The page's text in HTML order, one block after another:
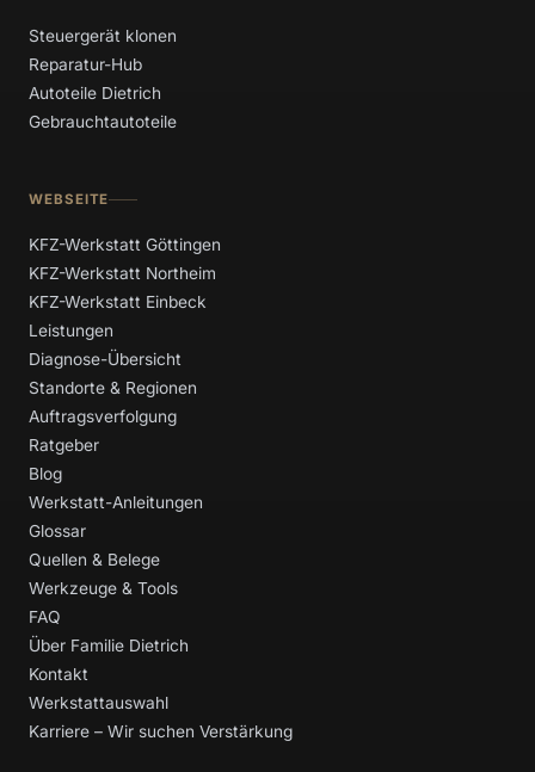
Steuergerät klonen
Reparatur-Hub
Autoteile Dietrich
Gebrauchtautoteile
WEBSEITE
KFZ-Werkstatt Göttingen
KFZ-Werkstatt Northeim
KFZ-Werkstatt Einbeck
Leistungen
Diagnose-Übersicht
Standorte & Regionen
Auftragsverfolgung
Ratgeber
Blog
Werkstatt-Anleitungen
Glossar
Quellen & Belege
Werkzeuge & Tools
FAQ
Über Familie Dietrich
Kontakt
Werkstattauswahl
Karriere – Wir suchen Verstärkung